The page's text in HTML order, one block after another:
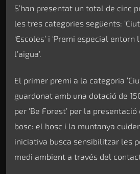
S’han presentat un total de cinc
les tres categories següents:
‘Escoles’ i ‘Premi especial
l’aigua’.
El primer premi a la categoria
guardonat amb una dotació de
per ‘Be Forest’ per la
bosc: el bosc i la muntanya cuiden
iniciativa busca sensibilitzar les
medi ambient a través del